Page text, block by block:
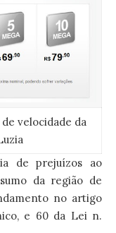
velocidade da
de prejuízos ao
da região de
no artigo
e 60 da Lei n.